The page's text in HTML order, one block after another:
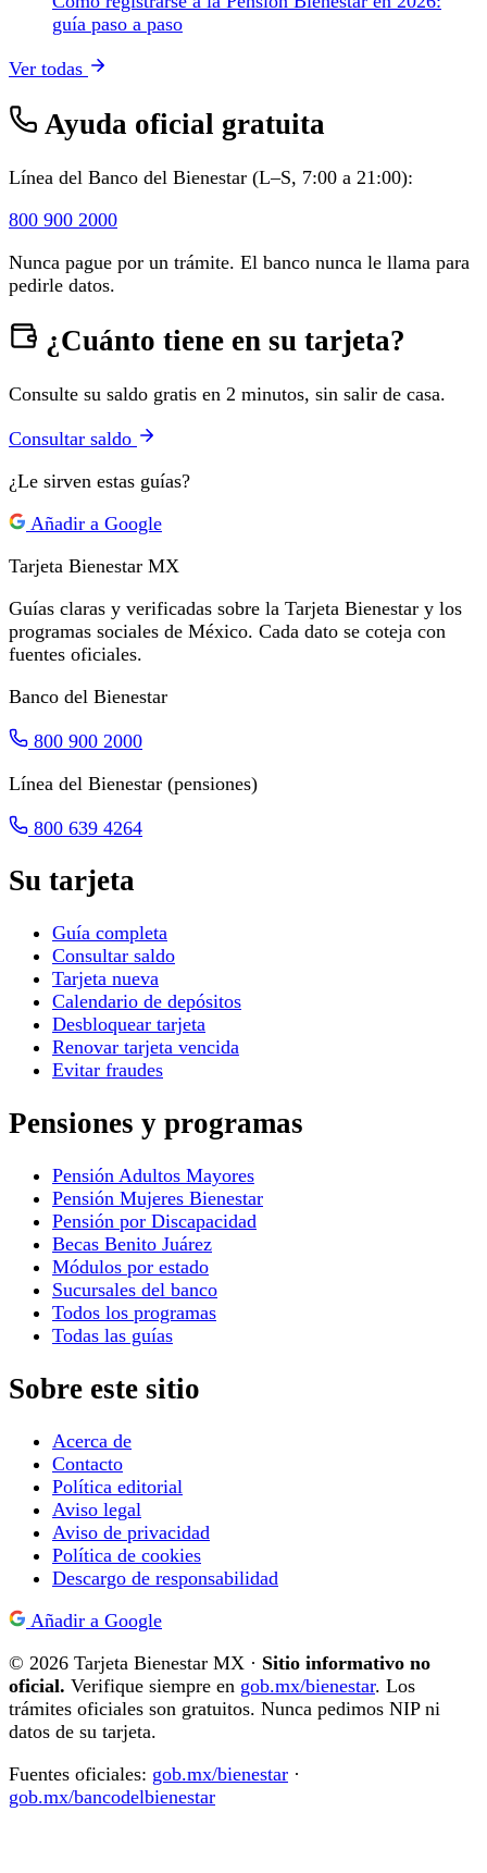
guía paso a paso
Ver todas
Ayuda oficial gratuita
Línea del Banco del Bienestar (L–S, 7:00 a 21:00):
800 900 2000
Nunca pague por un trámite. El banco nunca le llama para
pedirle datos.
¿Cuánto tiene en su tarjeta?
Consulte su saldo gratis en 2 minutos, sin salir de casa.
Consultar saldo
¿Le sirven estas guías?
Añadir a Google
Tarjeta Bienestar MX
Guías claras y verificadas sobre la Tarjeta Bienestar y los
programas sociales de México. Cada dato se coteja con
fuentes oficiales.
Banco del Bienestar
800 900 2000
Línea del Bienestar (pensiones)
800 639 4264
Su tarjeta
Guía completa
Consultar saldo
Tarjeta nueva
Calendario de depósitos
Desbloquear tarjeta
Renovar tarjeta vencida
Evitar fraudes
Pensiones y programas
Pensión Adultos Mayores
Pensión Mujeres Bienestar
Pensión por Discapacidad
Becas Benito Juárez
Módulos por estado
Sucursales del banco
Todos los programas
Todas las guías
Sobre este sitio
Acerca de
Contacto
Política editorial
Aviso legal
Aviso de privacidad
Política de cookies
Descargo de responsabilidad
Añadir a Google
© 2026 Tarjeta Bienestar MX · Sitio informativo no
oficial. Verifique siempre en gob.mx/bienestar. Los
trámites oficiales son gratuitos. Nunca pedimos NIP ni
datos de su tarjeta.
Fuentes oficiales: gob.mx/bienestar ·
gob.mx/bancodelbienestar